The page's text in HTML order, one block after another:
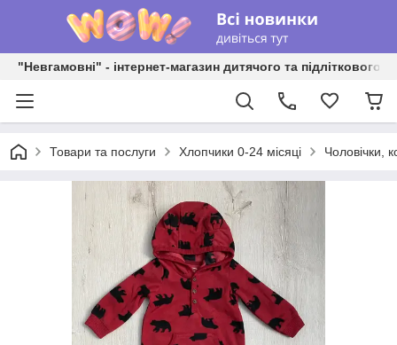
"Невгамовні" - інтернет-магазин дитячого та підліткового
Товари та послуги Хлопчики 0-24 місяці Чоловічки,